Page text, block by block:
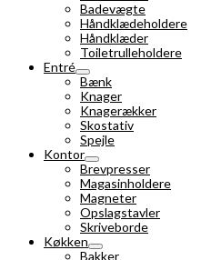
Badevægte
Håndklædeholdere
Håndklæder
Toiletrulleholdere
Entré
Bænk
Knager
Knagerækker
Skostativ
Spejle
Kontor
Brevpresser
Magasinholdere
Magneter
Opslagstavler
Skriveborde
Køkken
Bakker